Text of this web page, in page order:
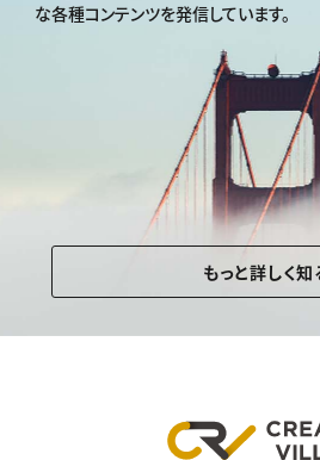
な各種コンテンツを発信しています。
もっと詳しく知